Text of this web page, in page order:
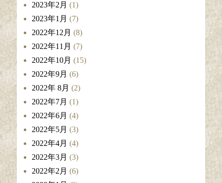
2023年2月 (1)
2023年1月 (7)
2022年12月 (8)
2022年11月 (7)
2022年10月 (15)
2022年9月 (6)
2022年 8月 (2)
2022年7月 (1)
2022年6月 (4)
2022年5月 (3)
2022年4月 (4)
2022年3月 (3)
2022年2月 (6)